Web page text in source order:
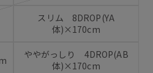
スリム 8DROP(YA
体)×170cm
ややがっしり 4DROP(AB
体)×170cm